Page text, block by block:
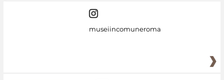
museiincomuneroma